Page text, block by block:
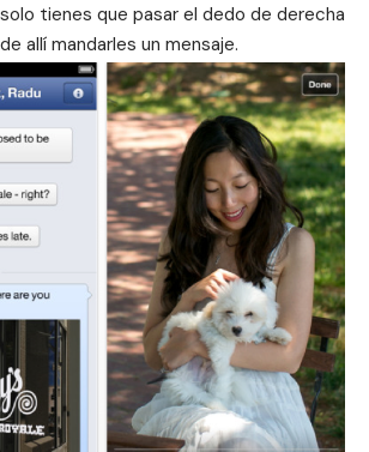
tienes que pasar el dedo de derecha
allí mandarles un mensaje.